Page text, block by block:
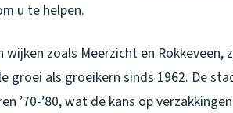
u te helpen.
zoals Meerzicht en Rokkeveen,
groei als groeikern sinds 1962. De
’70-’80, wat de kans op